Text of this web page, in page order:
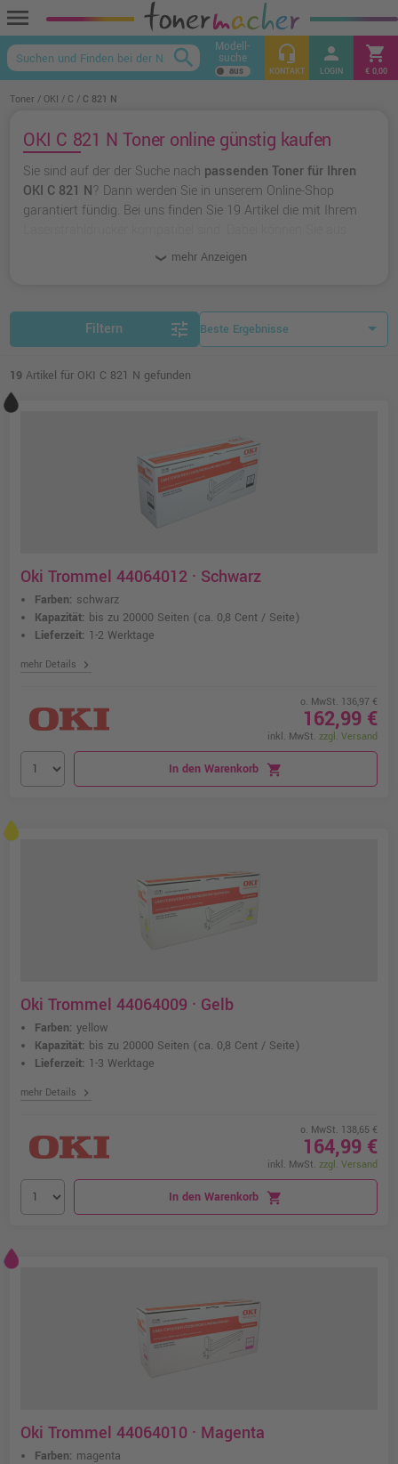
menu
keyboard_arrow_up
search Modell-
suche headset_mic
KONTAKT
person
LOGIN
shopping_cart
€ 0,00
Toner OKI C C 821 N
OKI C 821 N Toner online günstig kaufen
Sie sind auf der der Suche nach passenden Toner für Ihren
OKI C 821 N? Dann werden Sie in unserem Online-Shop
garantiert fündig. Bei uns finden Sie 19 Artikel die mit Ihrem
wählen oder zu
mehr Anzeigen
Filtern tune
19 Artikel für OKI C 821 N gefunden
Oki Trommel 44064012 · Schwarz
Farben: schwarz
Kapazität: bis zu 20000 Seiten (ca. 0,8 Cent / Seite)
Lieferzeit: 1-2 Werktage
mehr Details chevron_right
o. MwSt. 136,97 €
162,99 €
inkl. MwSt. zzgl. Versand
In den Warenkorb shopping_cart
Oki Trommel 44064009 · Gelb
Farben: yellow
Kapazität: bis zu 20000 Seiten (ca. 0,8 Cent / Seite)
Lieferzeit: 1-3 Werktage
mehr Details chevron_right
o. MwSt. 138,65 €
164,99 €
inkl. MwSt. zzgl. Versand
In den Warenkorb shopping_cart
Oki Trommel 44064010 · Magenta
Farben: magenta